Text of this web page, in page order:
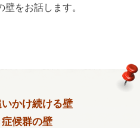
をお話します。
いかけ続ける壁
症候群の壁